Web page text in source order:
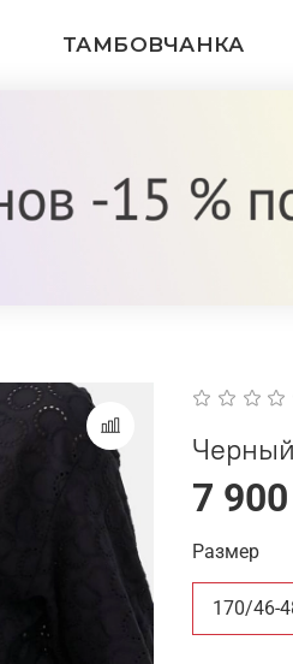
ТАМБОВЧАНКА
7
Размер
170/46-